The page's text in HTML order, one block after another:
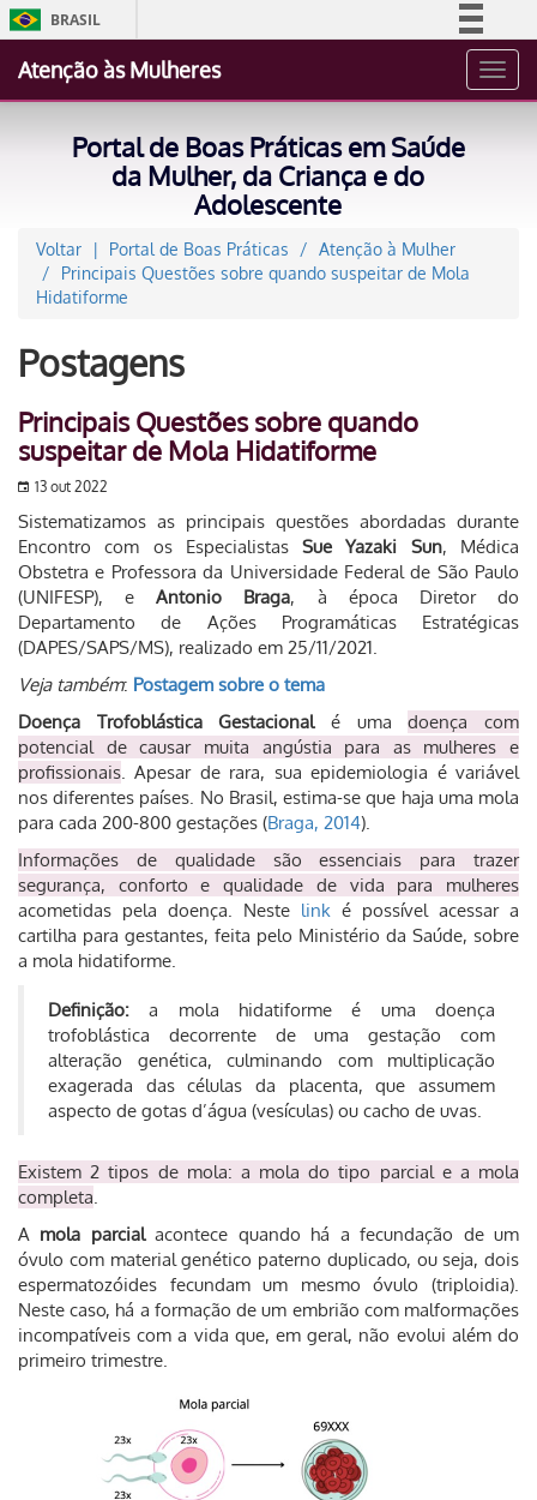
BRASIL
Acesso à informação
Canais
Atenção às Mulheres
Portal de Boas Práticas em Saúde
da Mulher, da Criança e do
Adolescente
Voltar Portal de Boas Práticas
Atenção à Mulher
Principais Questões sobre quando suspeitar de Mola
Hidatiforme
Postagens
Principais Questões sobre quando
suspeitar de Mola Hidatiforme
13 out 2022
Sistematizamos as principais questões abordadas durante
Encontro com os EspecialistasSue Yazaki Sun, Médica
Obstetra e Professora da Universidade Federal de São Paulo
(UNIFESP), eAntonio Braga, à época Diretor do
Departamento de Ações Programáticas Estratégicas
(DAPES/SAPS/MS), realizado em 25/11/2021.
Veja também: Postagem sobre o tema
Doença Trofoblástica Gestacionalé umadoença com
potencial de causar muita angústia para as mulheres e
profissionais. Apesar de rara, sua epidemiologia é variável
nos diferentes países. No Brasil, estima-se que haja uma mola
para cada 200-800 gestações (Braga, 2014).
Informações de qualidade são essenciais para trazer
segurança, conforto e qualidade de vida para mulheres
acometidas pela doença. Neste link é possível acessar a
cartilha para gestantes, feita pelo Ministério da Saúde, sobre
a mola hidatiforme.
Definição:a mola hidatiforme é uma doença
trofoblástica decorrente de uma gestação com
alteração genética, culminando com multiplicação
exagerada das células da placenta, que assumem
aspecto de gotas d’água (vesículas) ou cacho de uvas.
Existem 2 tipos de mola: a mola do tipo parcial e a mola
completa.
A mola parcialacontece quando há a fecundação de um
óvulo com material genético paterno duplicado, ou seja, dois
espermatozóides fecundam um mesmo óvulo (triploidia).
Neste caso, há a formação de um embrião com malformações
incompatíveis com a vida que, em geral, não evolui além do
primeiro trimestre.